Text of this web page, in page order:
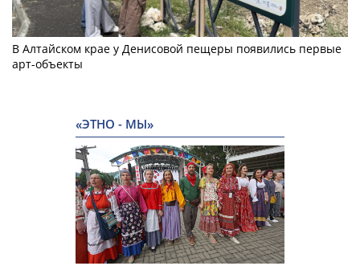
В Алтайском крае у Денисовой пещеры появились первые
арт-объекты
«ЭТНО - МЫ»